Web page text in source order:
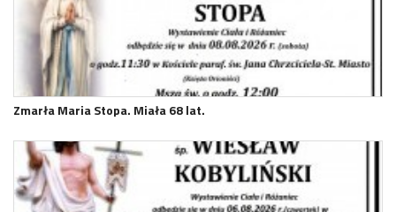
Zmarła Maria Stopa. Miała 68 lat.